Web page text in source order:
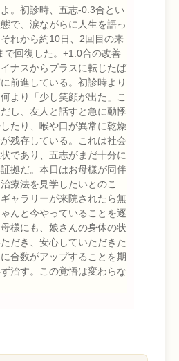
。初診時、五志-0.3合とい
で、涙ながらに人生を語っ
れから約10日、2回目の来
で回復した。+1.0合の改善
ナスからプラスに転じたば
前進している。初診時より
より「少し笑顔が出た」こ
し、友人と話すと急に動悸
たり、喉や口が異常に乾燥
残存している。これは社会
であり、五志がまだ十分に
拠だ。本日はお母様が同伴
療法を見学したいとのこ
ャラリーが来院されたら無
んと今やっていることを逐
様にも、娘さんの身体の状
だき、安心していただきた
合数がアップすることを期
治す。この覚悟は変わらな